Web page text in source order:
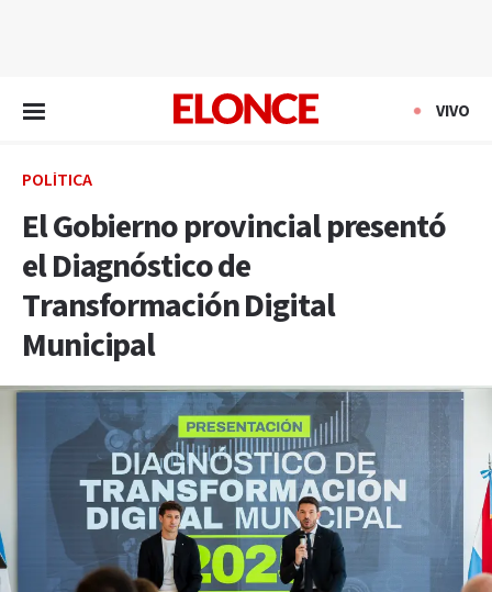
VIVO
POLÍTICA
El Gobierno provincial presentó
el Diagnóstico de
Transformación Digital
Municipal